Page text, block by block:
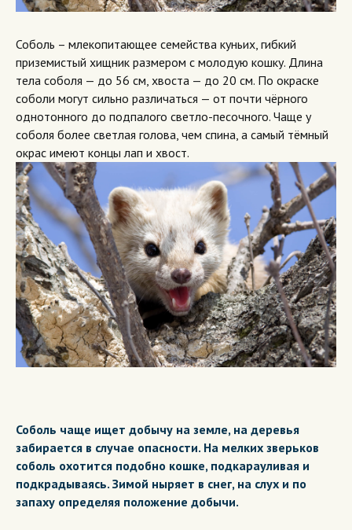
Соболь – млекопитающее семейства куньих, гибкий
приземистый хищник размером с молодую кошку. Длина
тела соболя — до 56 см, хвоста — до 20 см. По окраске
соболи могут сильно различаться — от почти чёрного
однотонного до подпалого светло-песочного. Чаще у
соболя более светлая голова, чем спина, а самый тёмный
окрас имеют концы лап и хвост.
Соболь чаще ищет добычу на земле, на деревья
забирается в случае опасности. На мелких зверьков
соболь охотится подобно кошке, подкарауливая и
подкрадываясь. Зимой ныряет в снег, на слух и по
запаху определяя положение добычи.